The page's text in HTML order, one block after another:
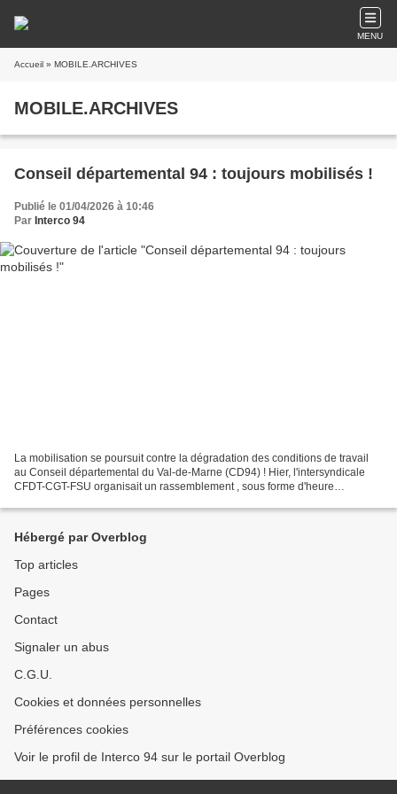
MENU
Accueil » MOBILE.ARCHIVES
MOBILE.ARCHIVES
Conseil départemental 94 : toujours mobilisés !
Publié le 01/04/2026 à 10:46
Par Interco 94
La mobilisation se poursuit contre la dégradation des conditions de travail
au Conseil départemental du Val-de-Marne (CD94) ! Hier, l'intersyndicale
CFDT-CGT-FSU organisait un rassemblement , sous forme d'heure
Hébergé par Overblog
Top articles
Pages
Contact
Signaler un abus
C.G.U.
Cookies et données personnelles
Préférences cookies
Voir le profil de Interco 94 sur le portail Overblog